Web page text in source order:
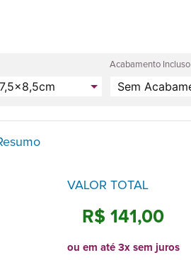
Acabamento Incluso
VALOR TOTAL
R$ 141,00
ou em até 3x sem juros